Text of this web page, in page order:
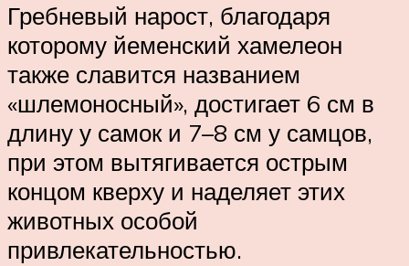
Гребневый нарост, благодаря
которому йеменский хамелеон
также славится названием
«шлемоносный», достигает 6 см в
длину у самок и 7–8 см у самцов,
при этом вытягивается острым
концом кверху и наделяет этих
животных особой
привлекательностью.